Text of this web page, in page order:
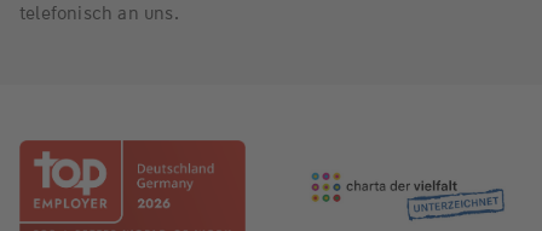
telefonisch an uns.